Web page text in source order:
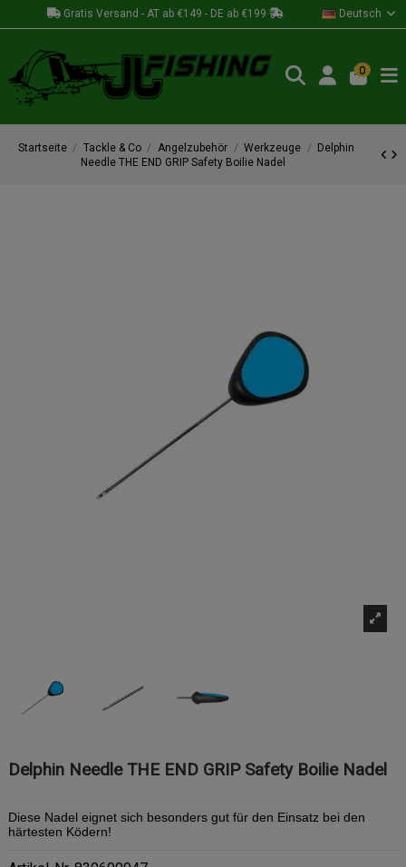
Gratis Versand - AT ab €149 - DE ab €199 Deutsch
0
Startseite Tackle & Co Angelzubehör Werkzeuge
Delphin
Needle THE END GRIP Safety Boilie Nadel
Delphin Needle THE END GRIP Safety Boilie Nadel
Diese Nadel eignet sich besonders gut für den Einsatz bei den
härtesten Ködern!